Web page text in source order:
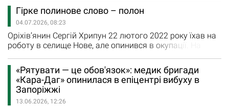
заволоділа серцями двох мужніх хороших людей. Про
песика - насамкінець, це вишенька на торті. Спершу
хочу, щоб земляки дізналися про одного із захисників
Запорізького краю, офіцера Володимира Шуляка,…
Гірке полинове слово – полон
04.07.2026, 08:23
Оріхів’янин Сергій Хрипун 22 лютого 2022 року їхав на
роботу в селище Нове, але опинився в окупації. На
відомо з камер відеоспостереження, що мешканця
Оріхова разом з іще кількома працівниками агрофірми
зв’язали та вивезли в невідомому напрямку окупанти.
Понад чотири роки полону… І от нарешті на…
«Рятувати — це обов'язок»: медик бригади
«Кара-Даг» опинилася в епіцентрі вибуху в
Запоріжжі
13.06.2026, 12:26